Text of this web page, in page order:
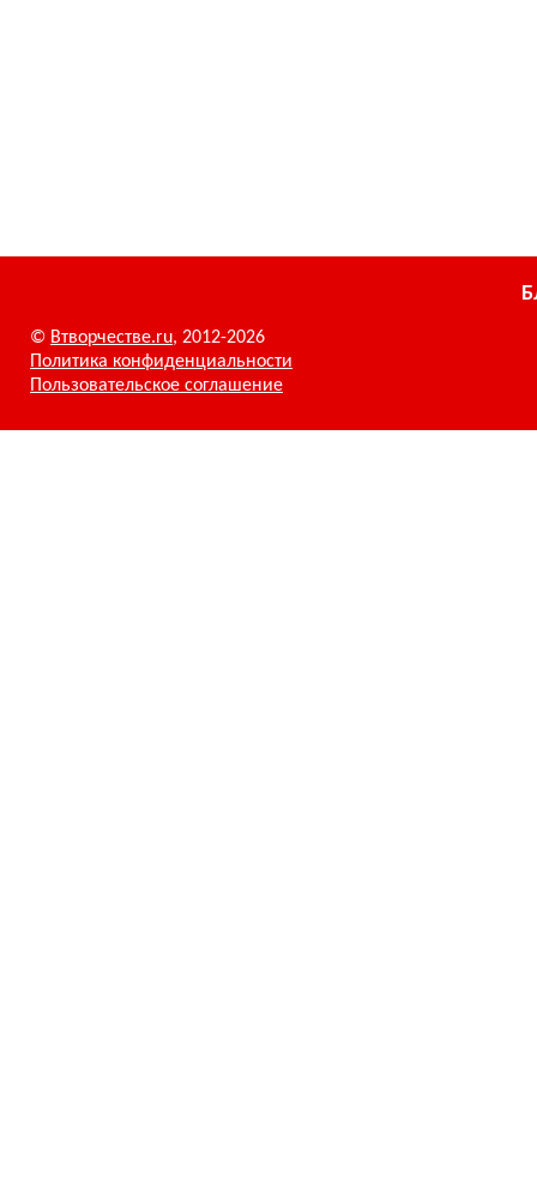
© Втворчестве.ru, 2012-2026
Политика конфиденциальности
Пользовательское соглашение